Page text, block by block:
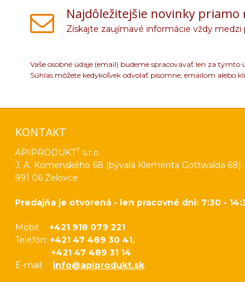
Najdôležitejšie novinky priamo
Získajte zaujímavé informácie vždy medzi
Vaše osobné údaje (email) budeme spracovávať len za
Súhlas môžete kedykoľvek odvolať písomne, emailom
KONTAKT
APIPRODUKT® s.r.o.
J. A. Komenského 68 (bývalá Klementa Gottwalda 68)
991 06 Želovce
Predajňa je otvorená - len pracovné dni: 7:30 -
Mobil: +421 918 079 221
Telefón: +421 47 489 30 41,
+421 47 489 31 14
E-mail: info@apiprodukt.sk